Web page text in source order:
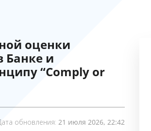
оценки
Банке и
“Comply or
обновления: 21 июля 2026, 22:42